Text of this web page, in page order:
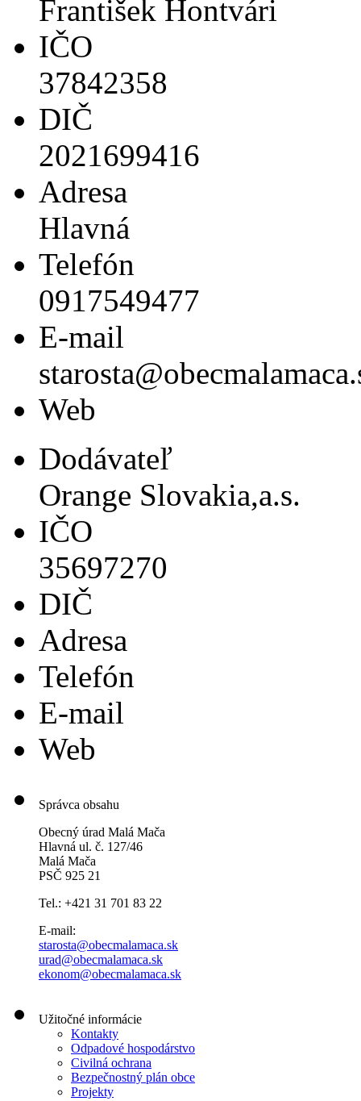
František Hontvári
IČO
37842358
DIČ
2021699416
Adresa
Hlavná
Telefón
0917549477
E-mail
Web
Dodávateľ
Orange Slovakia,a.s.
IČO
35697270
DIČ
Adresa
Telefón
E-mail
Web
Správca obsahu
Obecný úrad Malá Mača
Hlavná ul. č. 127/46
Malá Mača
PSČ 925 21
Tel.: +421 31 701 83 22
E-mail:
starosta@obecmalamaca.sk
urad@obecmalamaca.sk
ekonom@obecmalamaca.sk
Užitočné informácie
Kontakty
Odpadové hospodárstvo
Civilná ochrana
Bezpečnostný plán obce
Projekty